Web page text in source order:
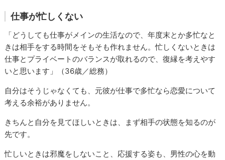
仕事が忙しくない
「どうしても仕事がメインの生活なので、年度末とか多忙なと
きは相手をする時間をそもそも作れません。忙しくないときは
仕事とプライベートのバランスが取れるので、復縁を考えやす
いと思います」（36歳／総務）
自分はそうじゃなくても、元彼が仕事で多忙なら恋愛について
考える余裕がありません。
きちんと自分を見てほしいときは、まず相手の状態を知るのが
先です。
忙しいときは邪魔をしないこと、応援する姿も、男性の心を動